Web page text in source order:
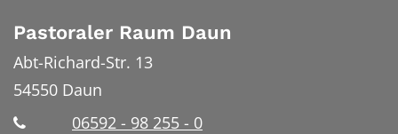
Pastoraler Raum Daun
Abt-Richard-Str. 13
54550 Daun
06592 - 98 255 - 0